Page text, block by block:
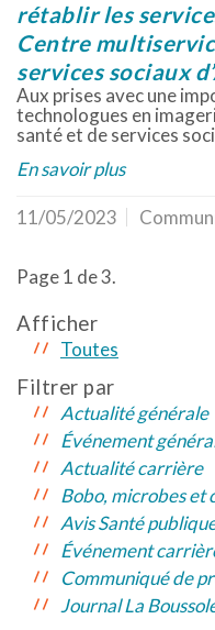
rétablir les
Centre
services sociaux
Aux prises avec une
technologues en
santé et de services
En savoir plus
11/05/2023
Page 1 de 3.
Afficher
Toutes
Filtrer par
Actualité générale
Événement
Actualité carrière
Bobo, microbes et
Avis Santé
Événement
Communiqué de
Journal La